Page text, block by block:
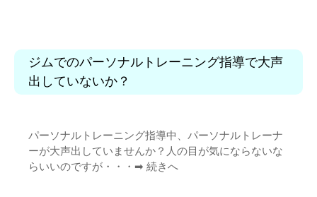
ジムでのパーソナルトレーニング指導で大声
出していないか？
パーソナルトレーニング指導中、パーソナルトレーナ
ーが大声出していませんか？人の目が気にならないな
らいいのですが・・・➡︎ 続きへ